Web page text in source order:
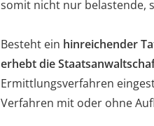
somit nicht nur belastende,
Besteht ein hinreichender
erhebt die
Ermittlungsverfahren
Verfahren mit oder ohne